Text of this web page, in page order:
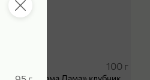
100 г
Творог 3.8% «Мама Лама» клубника-банан, 100 г